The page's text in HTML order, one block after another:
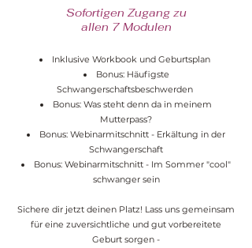
Sofortigen Zugang zu
allen 7 Modulen
Inklusive Workbook und Geburtsplan
Bonus: Häufigste
Schwangerschaftsbeschwerden
Bonus: Was steht denn da in meinem
Mutterpass?
Bonus: Webinarmitschnitt - Erkältung in der
Schwangerschaft
Bonus: Webinarmitschnitt - Im Sommer "cool"
schwanger sein
Sichere dir jetzt deinen Platz! Lass uns gemeinsam
für eine zuversichtliche und gut vorbereitete
Geburt sorgen -